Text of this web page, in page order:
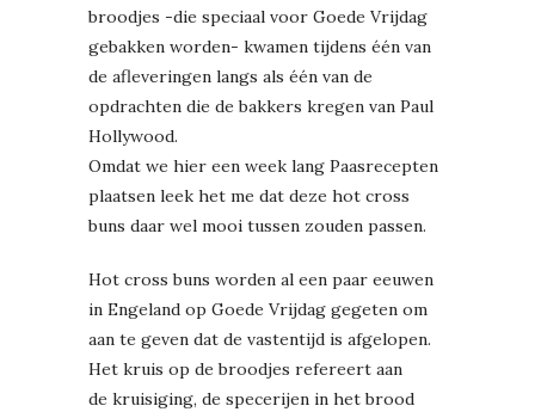
broodjes -die speciaal voor Goede Vrijdag
gebakken worden- kwamen tijdens één van
de afleveringen langs als één van de
opdrachten die de bakkers kregen van Paul
Hollywood.
Omdat we hier een week lang Paasrecepten
plaatsen leek het me dat deze hot cross
buns daar wel mooi tussen zouden passen.
Hot cross buns worden al een paar eeuwen
in Engeland op Goede Vrijdag gegeten om
aan te geven dat de vastentijd is afgelopen.
Het kruis op de broodjes refereert aan
de kruisiging, de specerijen in het brood